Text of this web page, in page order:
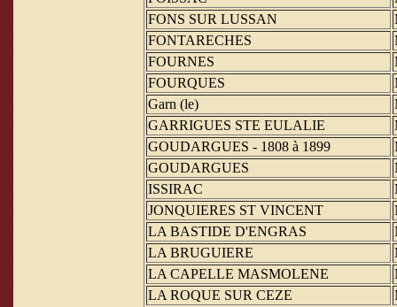
FONS SUR LUSSAN
FONTARECHES
FOURNES
FOURQUES
Garn (le)
GARRIGUES STE EULALIE
GOUDARGUES - 1808 à 1899
GOUDARGUES
ISSIRAC
JONQUIERES ST VINCENT
LA BASTIDE D'ENGRAS
LA BRUGUIERE
LA CAPELLE MASMOLENE
LA ROQUE SUR CEZE